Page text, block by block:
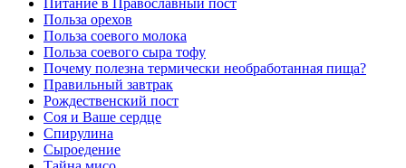
Польза орехов
Польза соевого молока
Польза соевого сыра тофу
Почему полезна термически необработанная пища?
Правильный завтрак
Рождественский пост
Соя и Ваше сердце
Спирулина
Сыроедение